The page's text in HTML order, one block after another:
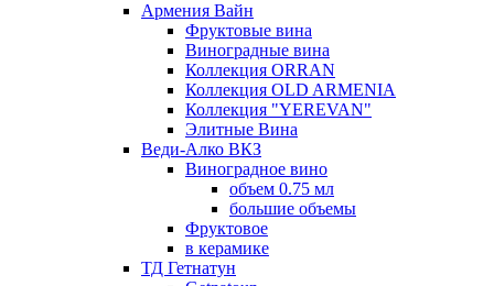
Армения Вайн
Фруктовые вина
Виноградные вина
Коллекция ORRAN
Коллекция OLD ARMENIA
Коллекция "YEREVAN"
Элитные Вина
Веди-Алко ВКЗ
Виноградное вино
объем 0.75 мл
большие объемы
Фруктовое
в керамике
ТД Гетнатун